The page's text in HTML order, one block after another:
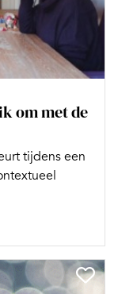
om met de
tijdens een